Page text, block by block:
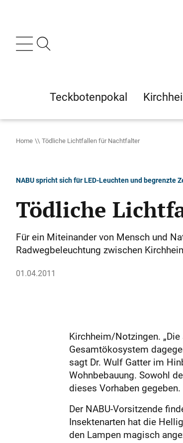
Teckbotenpokal
Home Tödliche Lichtfallen für Nachtfalter
NABU spricht sich für LED-Leuchten und begrenzte
Tödliche
Für ein Miteinander von Mensch und
Radwegbeleuchtung zwischen
01.04.2011
Kirchheim/Notzingen.
Gesamtökosystem
sagt Dr. Wulf Gatter im
Wohnbebauung. Sowohl
dieses Vorhaben gegeben.
Der NABU-Vorsitzende
Insektenarten hat die
den Lampen magisch